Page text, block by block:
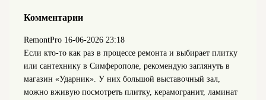
Комментарии
RemontPro 16-06-2026 23:18
Если кто-то как раз в процессе ремонта и выбирает плитку
или сантехнику в Симферополе, рекомендую заглянуть в
магазин «Ударник». У них большой выставочный зал,
можно вживую посмотреть плитку, керамогранит, ламинат